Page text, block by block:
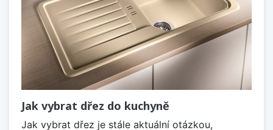
Jak vybrat dřez do kuchyně
Jak vybrat dřez je stále aktuální otázkou,